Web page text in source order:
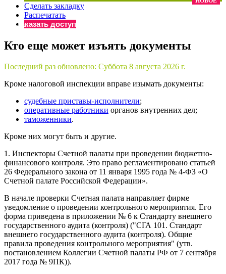
Бератор
«Практическая энциклопедия бухгалтера»
«Нормативные акты для бухгалтера»
«Практическая бухгалтерия»
Онлайн-сервисы «Учетная политика» и «Алгоритмы
Просто заполните форму, и мы вышлем вам на почту
Сделать закладку
Распечатать
Заказать доступ
Кто еще может изъять документы
Последний раз обновлено: Суббота 8 августа 2026 г.
Кроме налоговой инспекции вправе изымать документы:
судебные приставы-исполнители;
оперативные работники органов внутренних дел;
таможенники.
Кроме них могут быть и другие.
1. Инспекторы Счетной палаты при проведении бюджетно-
финансового контроля. Это право регламентировано статьей
26 Федерального закона от 11 января 1995 года № 4-ФЗ «О
Счетной палате Российской Федерации».
В начале проверки Счетная палата направляет фирме
уведомление о проведении контрольного мероприятия. Его
форма приведена в приложении № 6 к Стандарту внешнего
государственного аудита (контроля) ("СГА 101. Стандарт
внешнего государственного аудита (контроля). Общие
правила проведения контрольного мероприятия" (утв.
постановлением Коллегии Счетной палаты РФ от 7 сентября
2017 года № 9ПК)).